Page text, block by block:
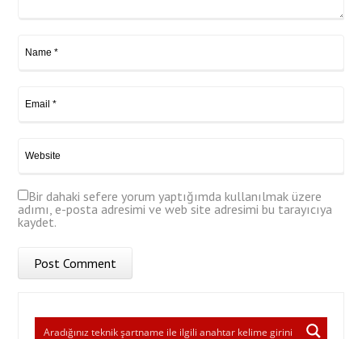
Bir dahaki sefere yorum yaptığımda kullanılmak üzere
adımı, e-posta adresimi ve web site adresimi bu tarayıcıya
kaydet.